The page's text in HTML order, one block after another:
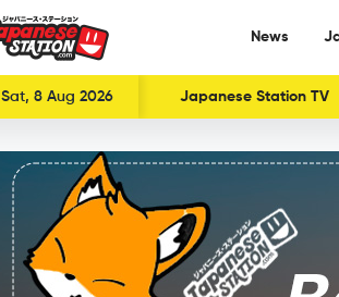
News
Sat, 8 Aug 2026 Japanese Station TV